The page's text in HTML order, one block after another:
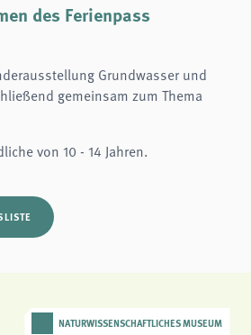
des Ferienpass
Grundwasser und
gemeinsam zum Thema
von 10 - 14 Jahren.
NATURWISSENSCHAFTLICHES MUSEUM